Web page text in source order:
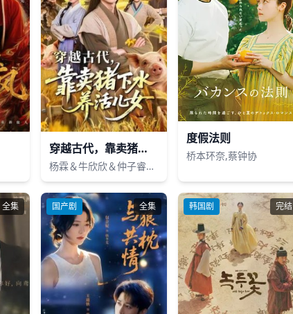
穿越古代，靠卖猪下水养活儿女
杨霖＆牛欣欣＆仲子睿＆徐大宁
度假法则
桥本环奈,蔡钟协
全集 国产剧 全集 韩国剧 完结